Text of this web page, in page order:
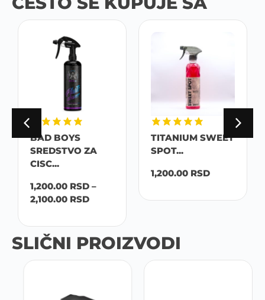
BAD BOYS
SREDSTVO ZA
CISC...
1,200.00 RSD –
2,100.00 RSD
TITANIUM SWEET
SPOT...
1,200.00 RSD
SLIČNI PROIZVODI